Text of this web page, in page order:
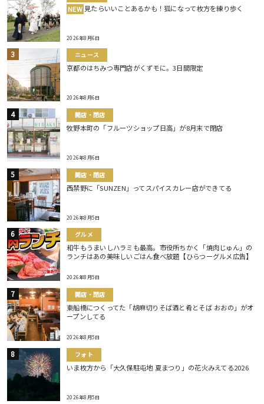
NEW 見たらいいことあるかも！狐になって枚方を練り歩く
2026年8月6日
ニュース
京都のはちみつ専門店がくずモに。3日間限定
2026年8月6日
開店・閉店
牧野本町の「フルーツショップ日高」が8月末で閉店
2026年8月6日
開店・閉店
西禁野に「SUNZEN」ってスパイスカレー店ができてる
2026年8月5日
グルメ
和牛もうまいしハラミも最高。市役所ちかく「焼肉じゅん」の
ランチはあの美味しいごはん食べ放題【ひらつーグルメ広告】
2026年8月5日
開店・閉店
東船橋につくってた「胡麻切りそば酒と肴とそば おおの」がオ
ープンしてる
2026年8月5日
フォト
いま枚方から「大久保駐屯地 夏まつり」の花火みえてる2026
2026年8月5日